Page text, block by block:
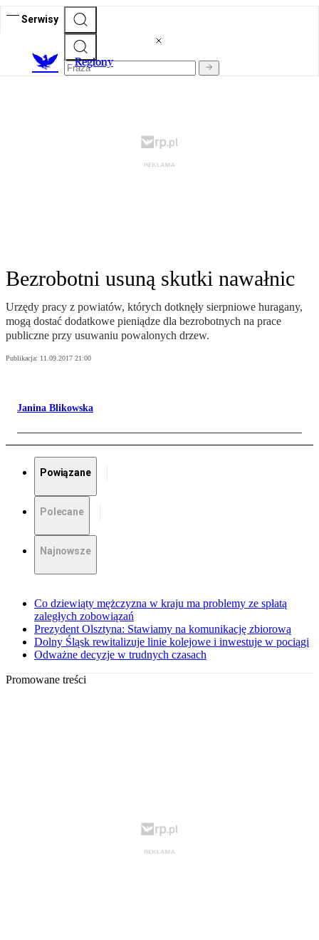
Serwisy
Regiony
Bezrobotni usuną skutki nawałnic
Urzędy pracy z powiatów, których dotknęły sierpniowe huragany,
mogą dostać dodatkowe pieniądze dla bezrobotnych na prace
publiczne przy usuwaniu powalonych drzew.
Publikacja: 11.09.2017 21:00
Janina Blikowska
Powiązane
Polecane
Najnowsze
Co dziewiąty mężczyzna w kraju ma problemy ze spłatą
zaległych zobowiązań
Prezydent Olsztyna: Stawiamy na komunikację zbiorową
Dolny Śląsk rewitalizuje linie kolejowe i inwestuje w pociągi
Odważne decyzje w trudnych czasach
Promowane treści